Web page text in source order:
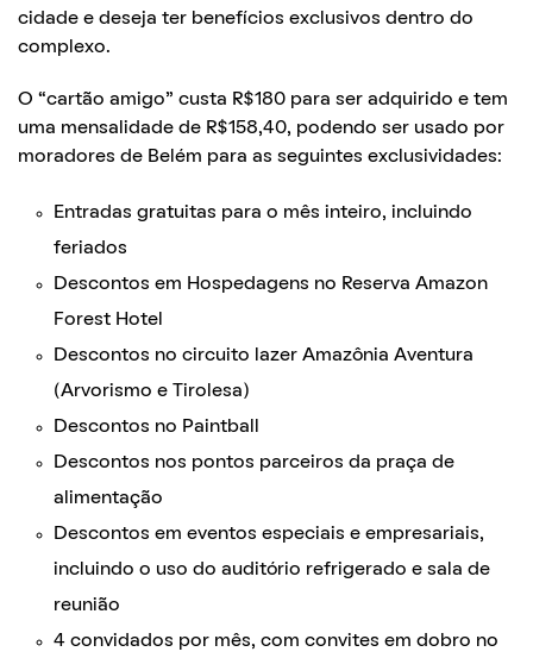
cidade e deseja ter benefícios exclusivos dentro do
complexo.
O “cartão amigo” custa R$180 para ser adquirido e tem
uma mensalidade de R$158,40, podendo ser usado por
moradores de Belém para as seguintes exclusividades:
Entradas gratuitas para o mês inteiro, incluindo
feriados
Descontos em Hospedagens no Reserva Amazon
Forest Hotel
Descontos no circuito lazer Amazônia Aventura
(Arvorismo e Tirolesa)
Descontos no Paintball
Descontos nos pontos parceiros da praça de
alimentação
Descontos em eventos especiais e empresariais,
incluindo o uso do auditório refrigerado e sala de
reunião
4 convidados por mês, com convites em dobro no